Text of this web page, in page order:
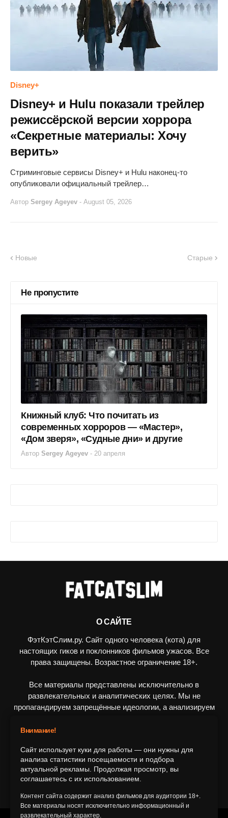
Disney+
Disney+ и Hulu показали трейлер
режиссёрской версии хоррора
«Секретные материалы: Хочу
верить»
Стриминговые сервисы Disney+ и Hulu наконец-то
опубликовали официальный трейлер…
Автор Sergey Ageyev - August 05, 2026
Новые Старые
Не пропустите
Книжный клуб: Что почитать из
современных хорроров — «Мастер»,
«Дом зверя», «Судные дни» и другие
Автор Sergey Ageyev - 20 апреля
О САЙТЕ
ФэтКэтСлим.ру. Сайт одного человека (кота) для
настоящих гиков и поклонников фильмов ужасов. Все
права защищены. Возрастное ограничение 18+.
Все материалы представлены исключительно в
развлекательных и аналитических целях. Мы не
пропагандируем запрещённые идеологии, а анализируем
ПОДПИШИТЕСЬ НА НАС
Внимание!
Сайт использует куки для работы — они нужны для
анализа статистики посещаемости и подбора
актуальной рекламы. Продолжая просмотр, вы
соглашаетесь с их использованием.
Контент сайта содержит анализ фильмов для аудитории 18+.
Все материалы носят исключительно информационный и
развлекательный характер.